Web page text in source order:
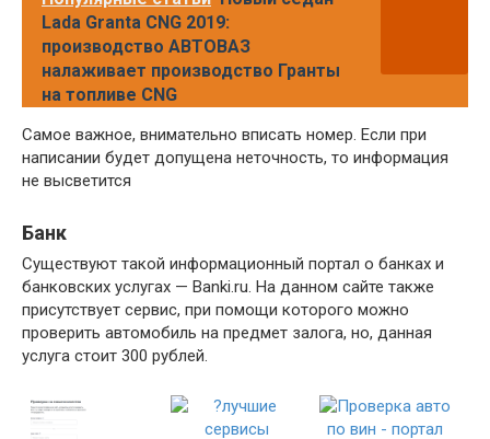
Lada Granta CNG 2019:
производство АВТОВАЗ
налаживает производство Гранты
на топливе CNG
Самое важное, внимательно вписать номер. Если при
написании будет допущена неточность, то информация
не высветится
Банк
Существуют такой информационный портал о банках и
банковских услугах — Banki.ru. На данном сайте также
присутствует сервис, при помощи которого можно
проверить автомобиль на предмет залога, но, данная
услуга стоит 300 рублей.